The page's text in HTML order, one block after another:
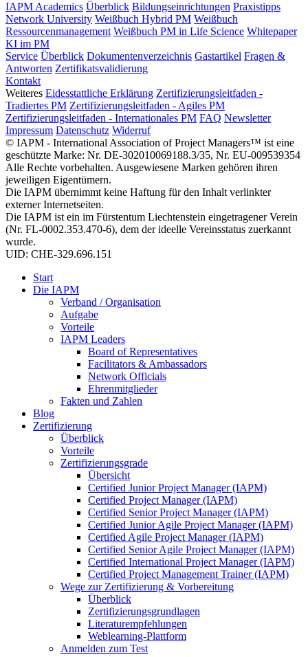
IAPM Academics Überblick Bildungseinrichtungen Praxistipps
Network University Weißbuch Hybrid PM Weißbuch
Ressourcenmanagement Weißbuch PM in Life Science Whitepaper
KI im PM
Service Überblick Dokumentenverzeichnis Gastartikel Fragen &
Antworten Zertifikatsvalidierung
Kontakt
Weiteres Eidesstattliche Erklärung Zertifizierungsleitfaden -
Tradiertes PM Zertifizierungsleitfaden - Agiles PM
Zertifizierungsleitfaden - Internationales PM FAQ Newsletter
Impressum Datenschutz Widerruf
© IAPM - International Association of Project Managers™ ist eine
geschützte Marke: Nr. DE-302010069188.3/35, Nr. EU-009539354
Alle Rechte vorbehalten. Ausgewiesene Marken gehören ihren
jeweiligen Eigentümern.
Die IAPM übernimmt keine Haftung für den Inhalt verlinkter
externer Internetseiten.
Die IAPM ist ein im Fürstentum Liechtenstein eingetragener Verein
(Nr. FL-0002.353.470-6), dem der ideelle Vereinsstatus zuerkannt
wurde.
UID: CHE-329.696.151
Start
Die IAPM
Verband / Organisation
Aufgabe
Vorteile
IAPM Leaders
Board of Representatives
Facilitators & Ambassadors
Network Officials
Ehrenmitglieder
Fakten und Zahlen
Blog
Zertifizierung
Überblick
Vorteile
Zertifizierungsgrade
Übersicht
Certified Junior Project Manager (IAPM)
Certified Project Manager (IAPM)
Certified Senior Project Manager (IAPM)
Certified Junior Agile Project Manager (IAPM)
Certified Agile Project Manager (IAPM)
Certified Senior Agile Project Manager (IAPM)
Certified International Project Manager (IAPM)
Certified Project Management Trainer (IAPM)
Wege zur Zertifizierung & Vorbereitung
Überblick
Zertifizierungsgrundlagen
Literaturempfehlungen
Weblearning-Plattform
Anmelden zum Test